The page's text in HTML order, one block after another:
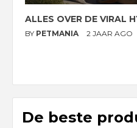
ALLES OVER DE VIRAL
BY PETMANIA 2 JAAR AGO
De beste